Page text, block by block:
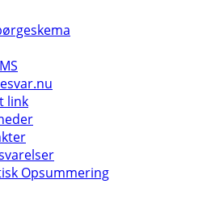
link
Opsummering